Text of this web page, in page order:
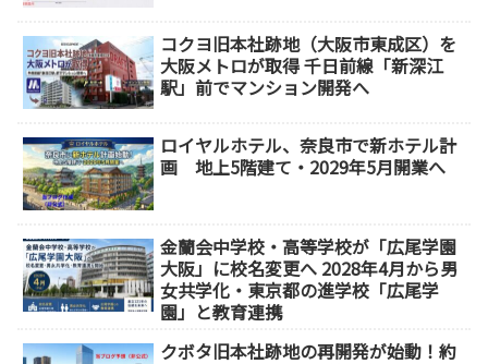
コクヨ旧本社跡地（大阪市東成区）を
大阪メトロが取得 千日前線「新深江
駅」前でマンション開発へ
ロイヤルホテル、奈良市で新ホテル計
画 地上5階建て・2029年5月開業へ
金蘭会中学校・高等学校が「広尾学園
大阪」に校名変更へ 2028年4月から男
女共学化・東京都の進学校「広尾学
園」と教育連携
クボタ旧本社跡地の再開発が始動！約